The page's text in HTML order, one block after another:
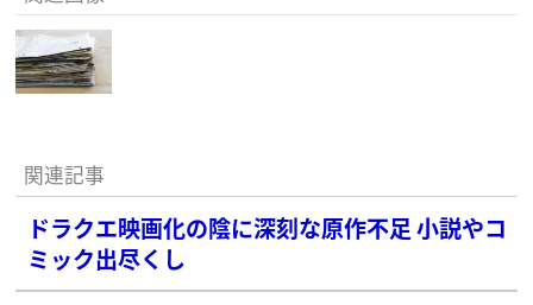
関連記事
ドラクエ映画化の陰に深刻な原作不足 小説やコ
ミック出尽くし